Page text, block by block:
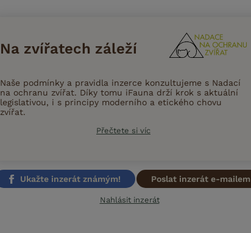
Na zvířatech záleží
Naše podmínky a pravidla inzerce konzultujeme s Nadací
na ochranu zvířat. Díky tomu iFauna drží krok s aktuální
legislativou, i s principy moderního a etického chovu
zvířat.
Přečtete si víc
Ukažte inzerát známým! Poslat inzerát e-mailem
Nahlásit inzerát